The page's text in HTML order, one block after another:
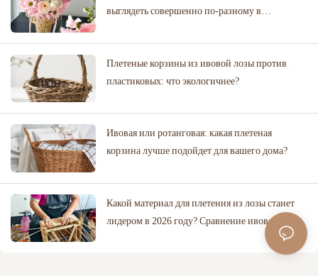
выглядеть совершенно по-разному в
Плетеные корзины из ивовой лозы против
пластиковых: что экологичнее?
Ивовая или ротанговая: какая плетеная
корзина лучше подойдет для вашего дома?
Какой материал для плетения из лозы станет
лидером в 2026 году? Сравнение ивовой лозы,